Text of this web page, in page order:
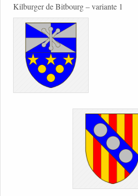
Kilburger de Bitbourg – variante 1